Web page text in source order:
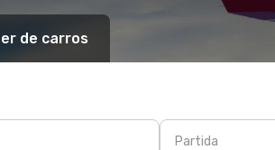
de carros
Partida